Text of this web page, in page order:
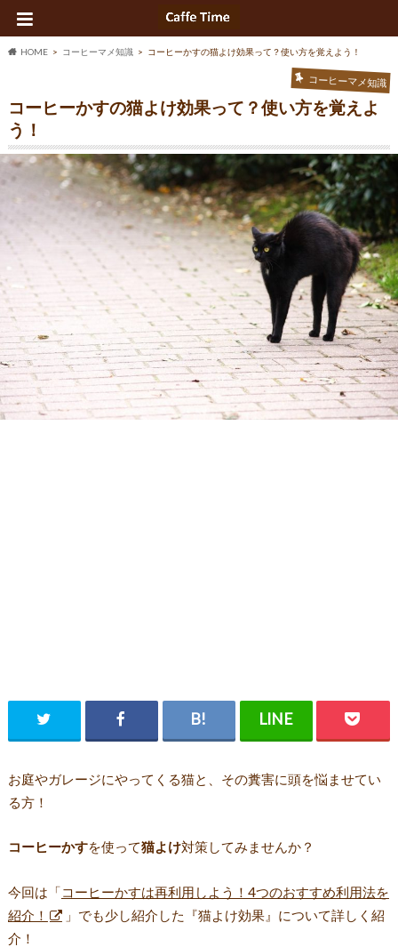
HOME コーヒーマメ知識 コーヒーかすの猫よけ効果って？使い方を覚えよう！
コーヒーマメ知識
コーヒーかすの猫よけ効果って？使い方を覚えよ
う！
お庭やガレージにやってくる猫と、その糞害に頭を悩ませてい
る方！
コーヒーかすを使って猫よけ対策してみませんか？
今回は「コーヒーかすは再利用しよう！4つのおすすめ利用法を
紹介！
」でも少し紹介した 『猫よけ効果』 について詳しく紹
介！